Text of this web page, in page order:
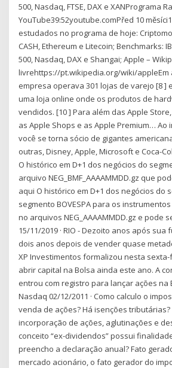
500, Nasdaq, FTSE, DAX e XANPrograma
YouTube39:52youtube.comPřed 10
estudados no programa de hoje:
CASH, Ethereum e Litecoin; Benchmarks:
500, Nasdaq, DAX e Shangai; Apple –
livrehttps://pt.wikipedia.org/wiki/appleEm
empresa operava 301 lojas de varejo [8 ]
uma loja online onde os produtos de
vendidos. [10 ] Para além das Apple
as Apple Shops e as Apple Premium…
você se torna sócio de gigantes
outras, Disney, Apple, Microsoft e Coca-
O histórico em D+1 dos negócios do
arquivo NEG_BMF_AAAAMMDD.gz que
aqui O histórico em D+1 dos negócios do
segmento BOVESPA para os
no arquivos NEG_AAAAMMDD.gz e pode
15/11/2019 · RIO - Dezoito anos após sua
dois anos depois de vender quase
XP Investimentos formalizou nesta
abrir capital na Bolsa ainda este ano. A
entrou com registro para lançar ações na
Nasdaq 02/12/2011 · Como calculo o
venda de ações? Há isenções
incorporação de ações, aglutinações e
conceito “ex-dividendos” possui
preencho a declaração anual? Fato
mercado acionário, o fato gerador do